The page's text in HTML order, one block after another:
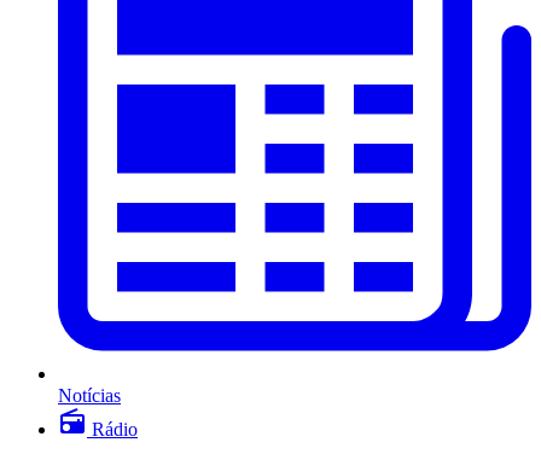
Notícias
Rádio